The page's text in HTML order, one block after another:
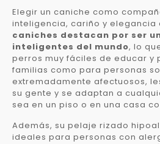
Elegir un caniche como
inteligencia, cariño y elegancia
caniches destacan por ser
inteligentes del mundo, lo
perros muy fáciles de educar y
familias como para personas
extremadamente afectuosos,
su gente y se adaptan a
sea en un piso o en una casa
Además, su pelaje rizado
ideales para personas con